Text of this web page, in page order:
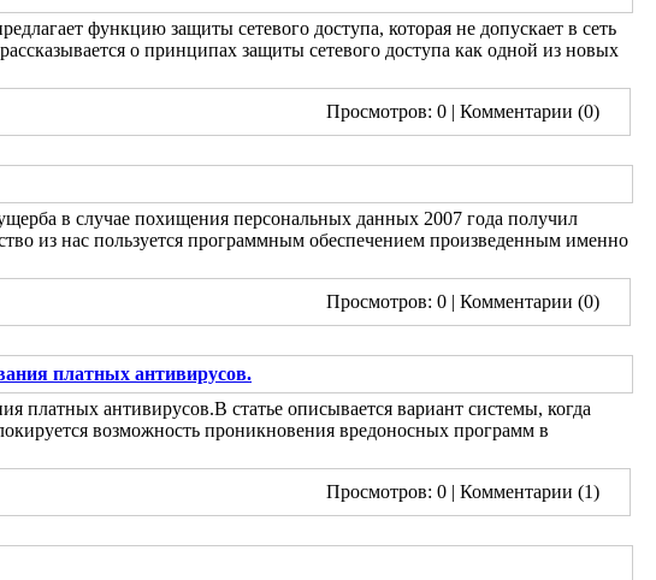
функцию защиты сетевого доступа, которая не допускает в сеть
о принципах защиты сетевого доступа как одной из новых
Просмотров: 0 | Комментарии (0)
в случае похищения персональных данных 2007 года получил
из нас пользуется программным обеспечением произведенным именно
Просмотров: 0 | Комментарии (0)
платных антивирусов.
В статье описывается вариант системы, когда
возможность проникновения вредоносных программ в
Просмотров: 0 | Комментарии (1)